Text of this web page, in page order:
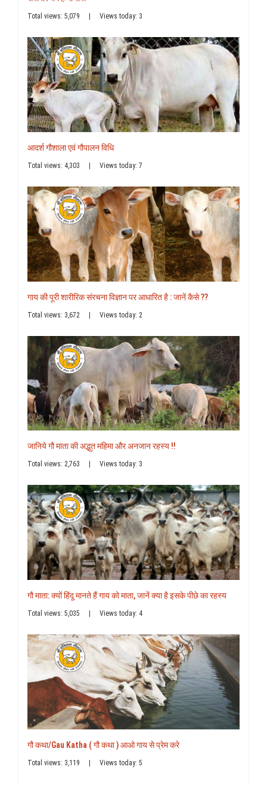
Total views: 5,079 Views today: 3
आदर्श गौशाला एवं गौपालन विधि
Total views: 4,303 | Views today: 7
गाय की पूरी शारीरिक संरचना विज्ञान पर आधारित है : जानें कैसे ??
Total views: 3,672 | Views today: 2
जानिये गौ माता की अद्भुत महिमा और अनजान रहस्य !!
Total views: 2,763 Views today: 3
गौ माता: क्यों हिंदू मानते हैं गाय को माता, जानें क्या है इसके पीछे का रहस्य
Total views: 5,035 Views today: 4
गौ कथा/Gau Katha ( गौ कथा ) आओ गाय से प्रेम करे
Total views: 3,119 Views today: 5